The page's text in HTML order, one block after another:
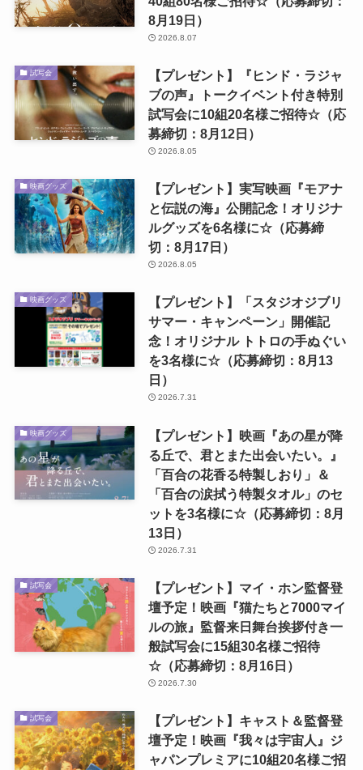
8月19日）
2026.8.07
試写会
【プレゼント】『ヒンド・ラジャ
ブの声』トークイベント付き特別
試写会に10組20名様ご招待☆（応
募締切：8月12日）
2026.8.05
映画グッズ
【プレゼント】実写映画『モアナ
と伝説の海』公開記念！オリジナ
ルグッズを6名様に☆（応募締
切：8月17日）
2026.8.05
映画グッズ
【プレゼント】「スタジオジブリ
サマー・キャンペーン」開催記
念！オリジナル トトロの手ぬぐい
を3名様に☆（応募締切：8月13
日）
2026.7.31
映画グッズ
【プレゼント】映画『あの星が降
る丘で、君とまた出会いたい。』
「百合の花香る特製しおり」＆
「百合の涙拭う特製タオル」のセ
ットを3名様に☆（応募締切：8月
13日）
2026.7.31
試写会
【プレゼント】マイ・ホン監督登
壇予定！映画『猫たちと7000マイ
ルの旅』監督来日舞台挨拶付き一
般試写会に15組30名様ご招待
☆（応募締切：8月16日）
2026.7.30
試写会
【プレゼント】キャスト＆監督登
壇予定！映画『我々は宇宙人』ジ
ャパンプレミアに10組20名様ご招